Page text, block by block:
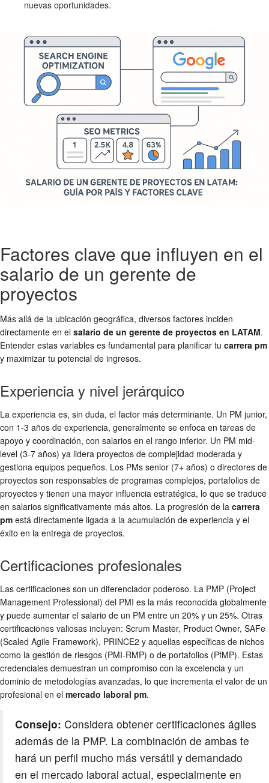
nuevas oportunidades.
Factores clave que influyen en el
salario de un gerente de
proyectos
Más allá de la ubicación geográfica, diversos factores inciden
directamente en el salario de un gerente de proyectos en LATAM.
Entender estas variables es fundamental para planificar tu carrera pm
y maximizar tu potencial de ingresos.
Experiencia y nivel jerárquico
La experiencia es, sin duda, el factor más determinante. Un PM junior,
con 1-3 años de experiencia, generalmente se enfoca en tareas de
apoyo y coordinación, con salarios en el rango inferior. Un PM mid-
level (3-7 años) ya lidera proyectos de complejidad moderada y
gestiona equipos pequeños. Los PMs senior (7+ años) o directores de
proyectos son responsables de programas complejos, portafolios de
proyectos y tienen una mayor influencia estratégica, lo que se traduce
en salarios significativamente más altos. La progresión de la carrera
pm está directamente ligada a la acumulación de experiencia y el
éxito en la entrega de proyectos.
Certificaciones profesionales
Las certificaciones son un diferenciador poderoso. La PMP (Project
Management Professional) del PMI es la más reconocida globalmente
y puede aumentar el salario de un PM entre un 20% y un 25%. Otras
certificaciones valiosas incluyen: Scrum Master, Product Owner, SAFe
(Scaled Agile Framework), PRINCE2 y aquellas específicas de nichos
como la gestión de riesgos (PMI-RMP) o de portafolios (PfMP). Estas
credenciales demuestran un compromiso con la excelencia y un
dominio de metodologías avanzadas, lo que incrementa el valor de un
profesional en el mercado laboral pm.
Consejo: Considera obtener certificaciones ágiles
además de la PMP. La combinación de ambas te
hará un perfil mucho más versátil y demandado
en el mercado laboral actual, especialmente en